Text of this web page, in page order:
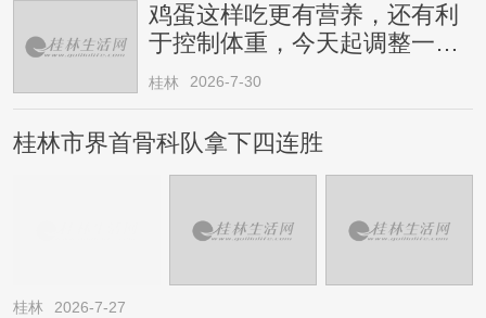
鸡蛋这样吃更有营养，还有利
于控制体重，今天起调整一下
→
桂林 2026-7-30
桂林市界首骨科队拿下四连胜
桂林 2026-7-27